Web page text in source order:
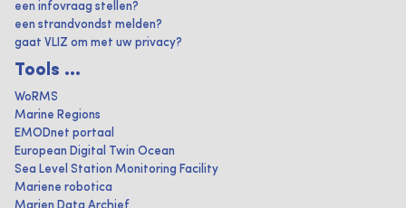
een infovraag stellen?
een strandvondst melden?
gaat VLIZ om met uw privacy?
Tools ...
WoRMS
Marine Regions
EMODnet portaal
European Digital Twin Ocean
Sea Level Station Monitoring Facility
Mariene robotica